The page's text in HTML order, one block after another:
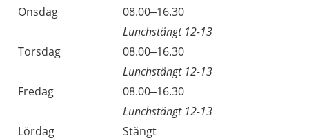
Onsdag
08.00–16.30
Lunchstängt 12-13
Torsdag
08.00–16.30
Lunchstängt 12-13
Fredag
08.00–16.30
Lunchstängt 12-13
Lördag
Stängt